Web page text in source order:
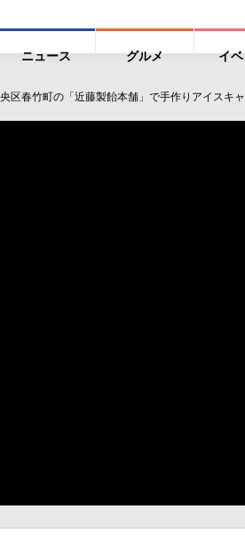
ニュース グルメ イ
区春竹町の「近藤製飴本舗」で手作りアイスキ